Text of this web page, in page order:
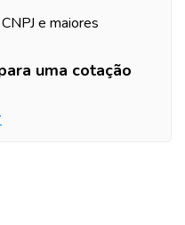
e maiores
uma cotação